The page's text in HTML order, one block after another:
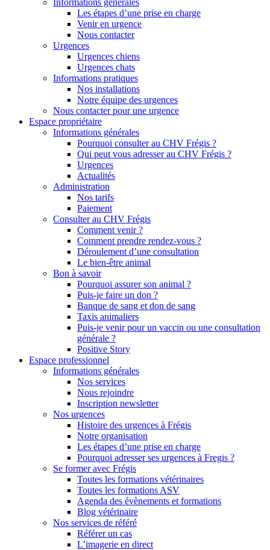
Informations générales
Les étapes d’une prise en charge
Venir en urgence
Nous contacter
Urgences
Urgences chiens
Urgences chats
Informations pratiques
Nos installations
Notre équipe des urgences
Nous contacter pour une urgence
Espace propriétaire
Informations générales
Pourquoi consulter au CHV Frégis ?
Qui peut vous adresser au CHV Frégis ?
Urgences
Actualités
Administration
Nos tarifs
Paiement
Consulter au CHV Frégis
Comment venir ?
Comment prendre rendez-vous ?
Déroulement d’une consultation
Le bien-être animal
Bon à savoir
Pourquoi assurer son animal ?
Puis-je faire un don ?
Banque de sang et don de sang
Taxis animaliers
Puis-je venir pour un vaccin ou une consultation
générale ?
Positive Story
Espace professionnel
Informations générales
Nos services
Nous rejoindre
Inscription newsletter
Nos urgences
Histoire des urgences à Frégis
Notre organisation
Les étapes d’une prise en charge
Pourquoi adresser ses urgences à Fregis ?
Se former avec Frégis
Toutes les formations vétérinaires
Toutes les formations ASV
Agenda des évènements et formations
Blog vétérinaire
Nos services de référé
Référer un cas
L’imagerie en direct